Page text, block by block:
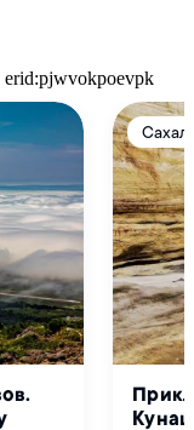
erid:pjwvokpoevpk